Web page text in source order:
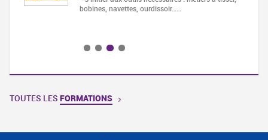
bobines, navettes, ourdissoir……
TOUTES LES FORMATIONS